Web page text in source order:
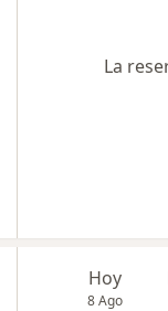
La
Hoy
8 Ago